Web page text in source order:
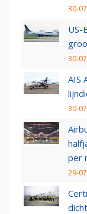
30-
US-
30-
AIS
30-
per
29-